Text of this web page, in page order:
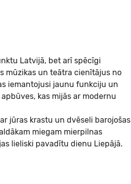
Latvijā, bet arī spēcīgi
mūzikas un teātra cienītājus no
iemantojusi jaunu funkciju un
kas mijās ar modernu
jūras krastu un dvēseli barojošas
miegam mierpilnas
lieliski pavadītu dienu Liepājā.